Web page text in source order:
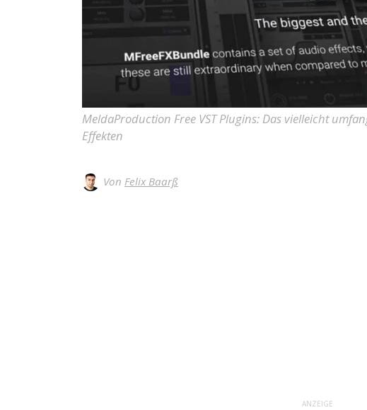
MeldaProduction Free VST Plugins: Das vielleicht
Effekten
Von Felix Baarß
ANZEIGE